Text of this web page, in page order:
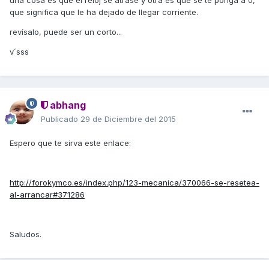
que significa que le ha dejado de llegar corriente.
revísalo, puede ser un corto...
v´sss
abhang
Publicado 29 de Diciembre del 2015
Espero que te sirva este enlace:
http://forokymco.es/index.php/123-mecanica/370066-se-resetea-
al-arrancar#371286
Saludos.